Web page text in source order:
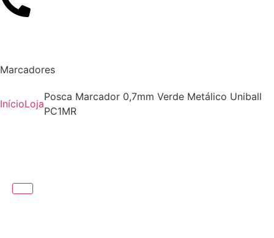
Marcadores
InícioLoja
Posca Marcador 0,7mm Verde Metálico Uniball
PC1MR